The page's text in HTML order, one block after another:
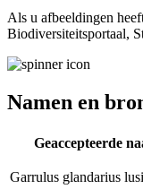
Als u afbeeldingen
Biodiversiteitsportaal,
Namen en
Geaccepteerde
Garrulus glandarius